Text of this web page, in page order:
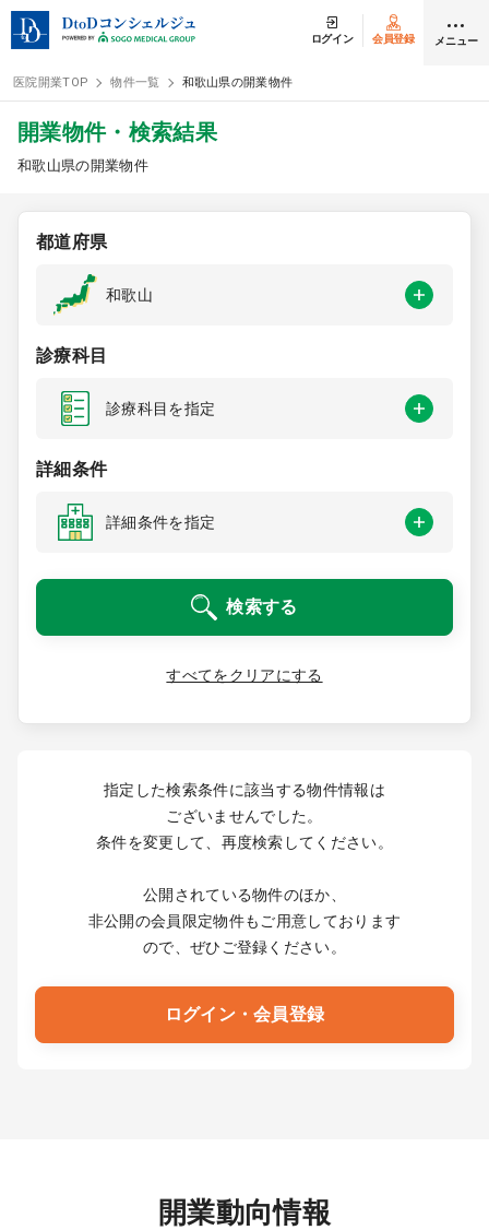
ログイン 会員登録 メニュー
ログイン
クリニック開業
DtoDの開業支援
開業スタイル
医療モール開業
新規開業（戸建て・テナント）
物件検索
コンサルタント
開業支援事例
開業支援事例
開業ノウハウ
個別相談会
診療圏調査
9:00 ～ 18:00（平日）
0120-315-606
医院開業TOP 物件一覧 和歌山県の開業物件
開業物件・検索結果
和歌山県の開業物件
都道府県
和歌山
診療科目
診療科目を指定
詳細条件
詳細条件を指定
検索する
すべてをクリアにする
指定した検索条件に該当する物件情報は
ございませんでした。
条件を変更して、再度検索してください。
公開されている物件のほか、
非公開の会員限定物件もご用意しております
ので、ぜひご登録ください。
ログイン・会員登録
開業動向情報